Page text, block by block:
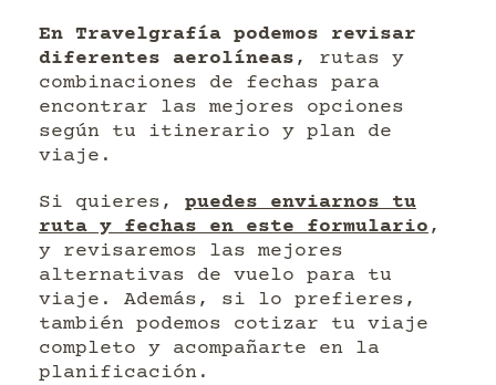
En Travelgrafía podemos revisar
diferentes aerolíneas , rutas y
combinaciones de fechas para
encontrar las mejores opciones
según tu itinerario y plan de
viaje.
Si quieres, puedes enviarnos tu
ruta y fechas en este formulario ,
y revisaremos las mejores
alternativas de vuelo para tu
viaje. Además, si lo prefieres,
también podemos cotizar tu viaje
completo y acompañarte en la
planificación.